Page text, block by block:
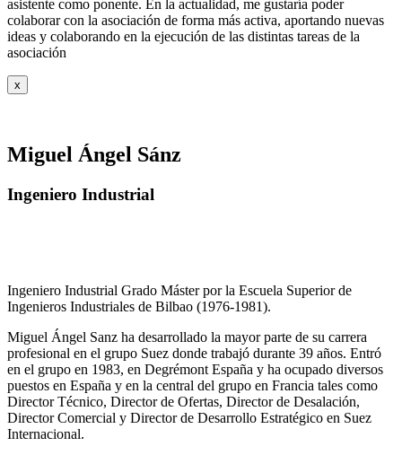
asistente como ponente. En la actualidad, me gustaría poder
colaborar con la asociación de forma más activa, aportando nuevas
ideas y colaborando en la ejecución de las distintas tareas de la
asociación
x
Miguel Ángel Sánz
Ingeniero Industrial
Ingeniero Industrial Grado Máster por la Escuela Superior de
Ingenieros Industriales de Bilbao (1976-1981).
Miguel Ángel Sanz ha desarrollado la mayor parte de su carrera
profesional en el grupo Suez donde trabajó durante 39 años. Entró
en el grupo en 1983, en Degrémont España y ha ocupado diversos
puestos en España y en la central del grupo en Francia tales como
Director Técnico, Director de Ofertas, Director de Desalación,
Director Comercial y Director de Desarrollo Estratégico en Suez
Internacional.